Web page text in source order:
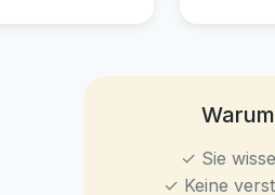
✓ Sie
✓ Keine